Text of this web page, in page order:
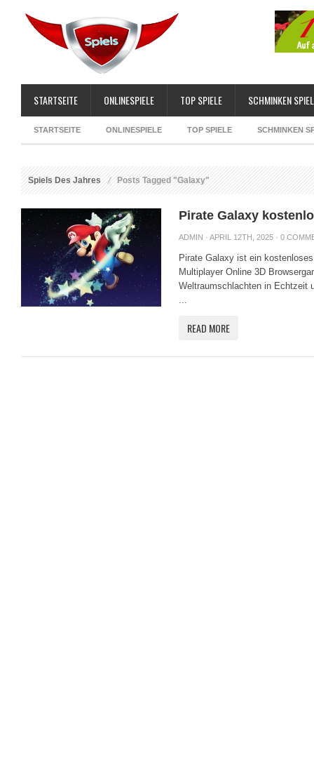
STARTSEITE ONLINESPIELE TOP SPIELE SCHMINKEN
STARTSEITE ONLINESPIELE TOP SPIELE SCHMINKEN
Spiels Des Jahres Posts Tagged "Galaxy"
Pirate Galaxy
ADMIN · APRIL 12TH, 2025 · 0
Pirate Galaxy ist ein
Multiplayer Online 3D
Weltraumschlachten in Echtzeit
...
READ MORE